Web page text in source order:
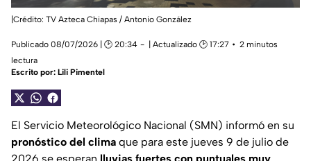
|Crédito: TV Azteca Chiapas / Antonio González
Publicado 08/07/2026 | 🕑 20:34 | Actualizado 🕑 17:27
2 minutos
lectura
Escrito por: Lili Pimentel
El Servicio Meteorológico Nacional (SMN) informó en su
pronóstico del clima que para este jueves 9 de julio de